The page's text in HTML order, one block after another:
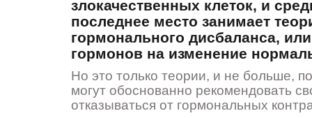
злокачественных клеток, и
последнее место занимает
гормонального дисбаланса,
гормонов на изменение
Но это только теории, и не больше,
могут обоснованно рекомендовать
отказываться от гормональных